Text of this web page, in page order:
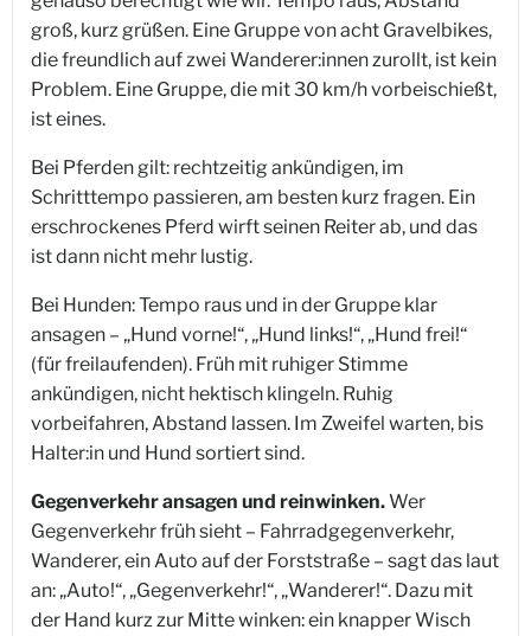
groß, kurz grüßen. Eine Gruppe von acht Gravelbikes,
die freundlich auf zwei Wanderer:innen zurollt, ist kein
Problem. Eine Gruppe, die mit 30 km/h vorbeischießt,
ist eines.
Bei Pferden gilt: rechtzeitig ankündigen, im
Schritttempo passieren, am besten kurz fragen. Ein
erschrockenes Pferd wirft seinen Reiter ab, und das
ist dann nicht mehr lustig.
Bei Hunden: Tempo raus und in der Gruppe klar
ansagen – „Hund vorne!“, „Hund links!“, „Hund frei!“
(für freilaufenden). Früh mit ruhiger Stimme
ankündigen, nicht hektisch klingeln. Ruhig
vorbeifahren, Abstand lassen. Im Zweifel warten, bis
Halter:in und Hund sortiert sind.
Gegenverkehr ansagen und reinwinken.Wer
Gegenverkehr früh sieht – Fahrradgegenverkehr,
Wanderer, ein Auto auf der Forststraße – sagt das laut
an: „Auto!“, „Gegenverkehr!“, „Wanderer!“. Dazu mit
der Hand kurz zur Mitte winken: ein knapper Wisch